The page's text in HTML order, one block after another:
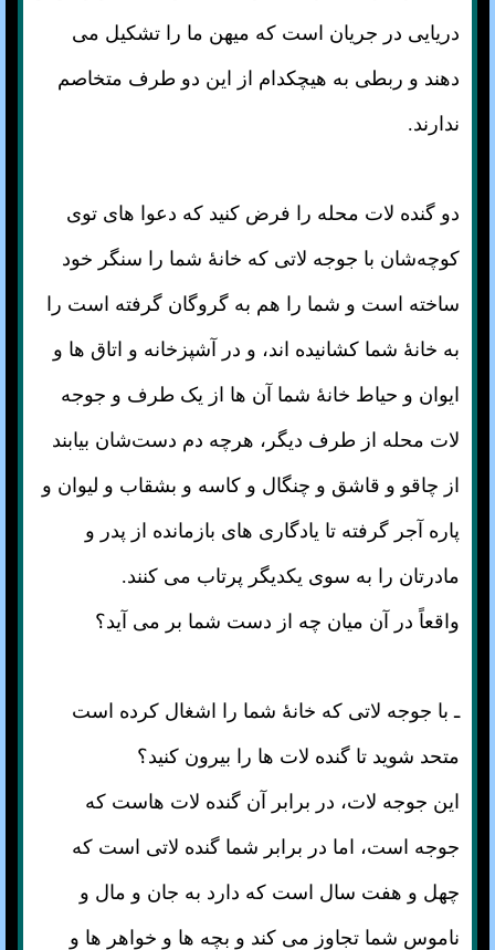
دریایی در جریان است که میهن ما را تشکیل می
دهند و ربطی به هیچکدام از این دو طرف متخاصم
ندارند.
دو گنده لات محله را فرض کنید که دعوا های توی
کوچه‌شان با جوجه لاتی که خانهٔ شما را سنگر خود
ساخته است و شما را هم به گروگان گرفته است را
به خانهٔ شما کشانیده اند، و در آشپزخانه و اتاق ها و
ایوان و حیاط خانهٔ شما آن ها از یک طرف و جوجه
لات محله از طرف دیگر، هرچه دم دست‌شان بیابند
از چاقو و قاشق و چنگال و کاسه و بشقاب و لیوان و
پاره آجر گرفته تا یادگاری های بازمانده از پدر و
مادرتان را به سوی یکدیگر پرتاب می کنند.
واقعاً در آن میان چه از دست شما بر می آید؟
ـ با جوجه لاتی که خانهٔ شما را اشغال کرده است
متحد شوید تا گنده لات ها را بیرون کنید؟
این جوجه لات، در برابر آن گنده لات هاست که
جوجه است، اما در برابر شما گنده لاتی است که
چهل و هفت سال است که دارد به جان و مال و
ناموس شما تجاوز می کند و بچه ها و خواهر ها و